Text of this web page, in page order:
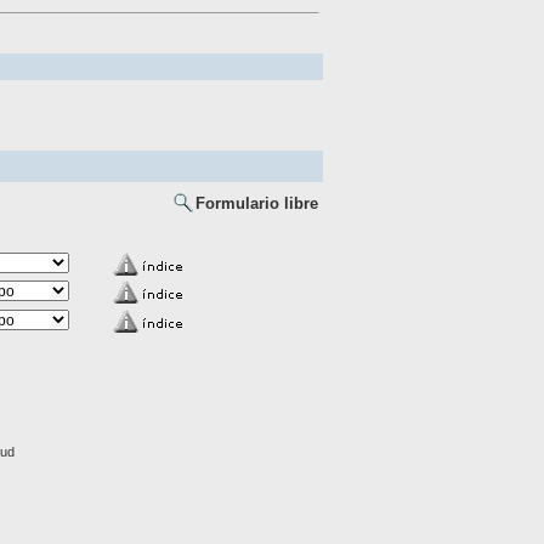
Formulario libre